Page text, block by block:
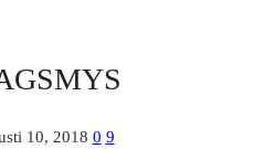
10, 2018 0 9